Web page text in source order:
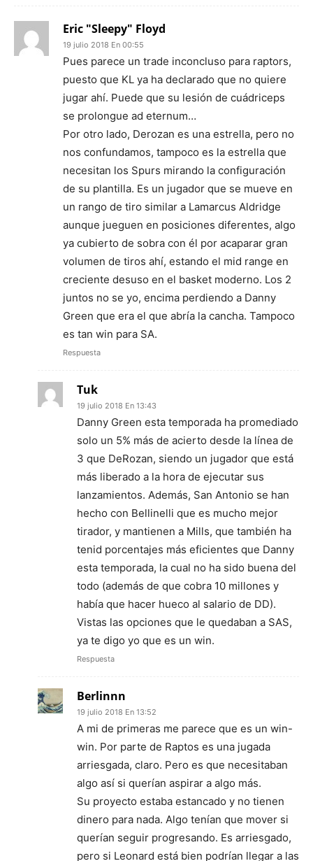
Eric "Sleepy" Floyd
19 julio 2018 En 00:55
Pues parece un trade inconcluso para raptors,
puesto que KL ya ha declarado que no quiere
jugar ahí. Puede que su lesión de cuádriceps
se prolongue ad eternum…
Por otro lado, Derozan es una estrella, pero no
nos confundamos, tampoco es la estrella que
necesitan los Spurs mirando la configuración
de su plantilla. Es un jugador que se mueve en
un rango de tiro similar a Lamarcus Aldridge
aunque jueguen en posiciones diferentes, algo
ya cubierto de sobra con él por acaparar gran
volumen de tiros ahí, estando el mid range en
creciente desuso en el basket moderno. Los 2
juntos no se yo, encima perdiendo a Danny
Green que era el que abría la cancha. Tampoco
es tan win para SA.
Respuesta
Tuk
19 julio 2018 En 13:43
Danny Green esta temporada ha promediado
solo un 5% más de acierto desde la línea de
3 que DeRozan, siendo un jugador que está
más liberado a la hora de ejecutar sus
lanzamientos. Además, San Antonio se han
hecho con Bellinelli que es mucho mejor
tirador, y mantienen a Mills, que también ha
tenid porcentajes más eficientes que Danny
esta temporada, la cual no ha sido buena del
todo (además de que cobra 10 millones y
había que hacer hueco al salario de DD).
Vistas las opciones que le quedaban a SAS,
ya te digo yo que es un win.
Respuesta
Berlinnn
19 julio 2018 En 13:52
A mi de primeras me parece que es un win-
win. Por parte de Raptos es una jugada
arriesgada, claro. Pero es que necesitaban
algo así si querían aspirar a algo más.
Su proyecto estaba estancado y no tienen
dinero para nada. Algo tenían que mover si
querían seguir progresando. Es arriesgado,
pero si Leonard está bien podrían llegar a las